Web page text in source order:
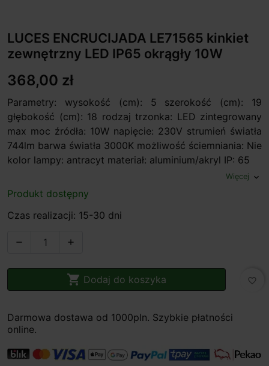
LUCES ENCRUCIJADA LE71565 kinkiet
zewnętrzny LED IP65 okrągły 10W
368,00 zł
Parametry: wysokość (cm): 5 szerokość (cm): 19
głębokość (cm): 18 rodzaj trzonka: LED zintegrowany
max moc źródła: 10W napięcie: 230V strumień światła
744lm barwa światła 3000K możliwość ściemniania: Nie
kolor lampy: antracyt materiał: aluminium/akryl IP: 65
Więcej expand_more
Produkt dostępny
Czas realizacji: 15-30 dni
 
 Dodaj do koszyka favorite_border
Darmowa dostawa od 1000pln. Szybkie płatności
online.